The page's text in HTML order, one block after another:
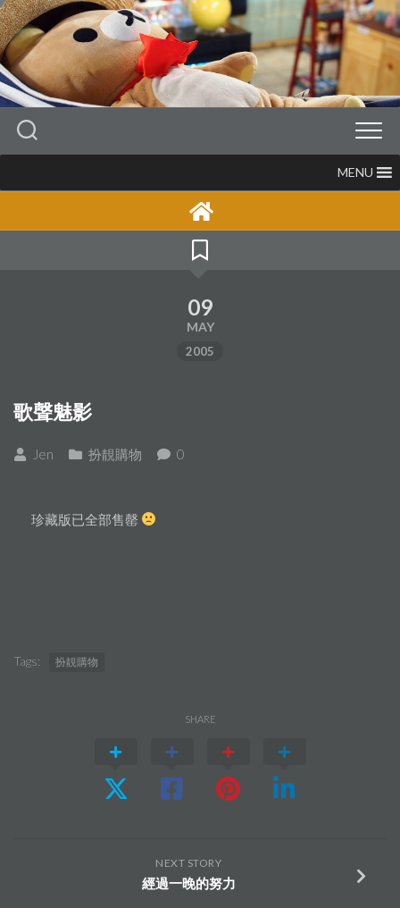
Skip
to
content
MENU
09
MAY
2005
歌聲魅影
Jen 扮靚購物 0
珍藏版已全部售罄
Tags: 扮靚購物
SHARE
NEXT STORY
經過一晚的努力